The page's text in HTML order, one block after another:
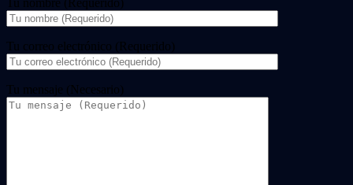
Tu nombre (Requerido)
Tu correo electrónico (Requerido)
Tu mensaje (Necesario)